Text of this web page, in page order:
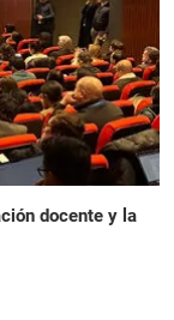
docente y la